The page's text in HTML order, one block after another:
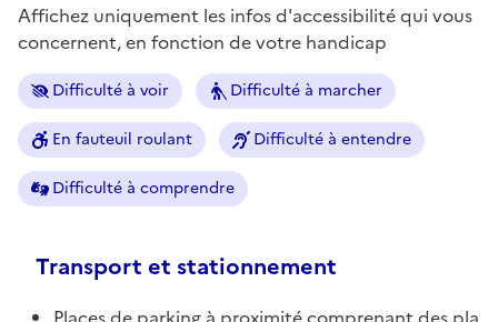
Affichez uniquement les infos d'accessibilité qui vous
concernent, en fonction de votre handicap
Difficulté à voir Difficulté à marcher
En fauteuil roulant Difficulté à entendre
Difficulté à comprendre
Transport et stationnement